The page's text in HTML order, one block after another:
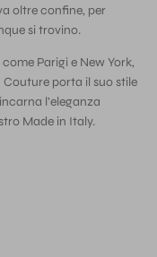
oltre confine, per
si trovino.
Parigi e New York,
porta il suo stile
l’eleganza
Made in Italy.